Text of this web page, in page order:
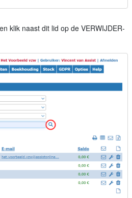
klik naast dit lid op de VERWIJDER-